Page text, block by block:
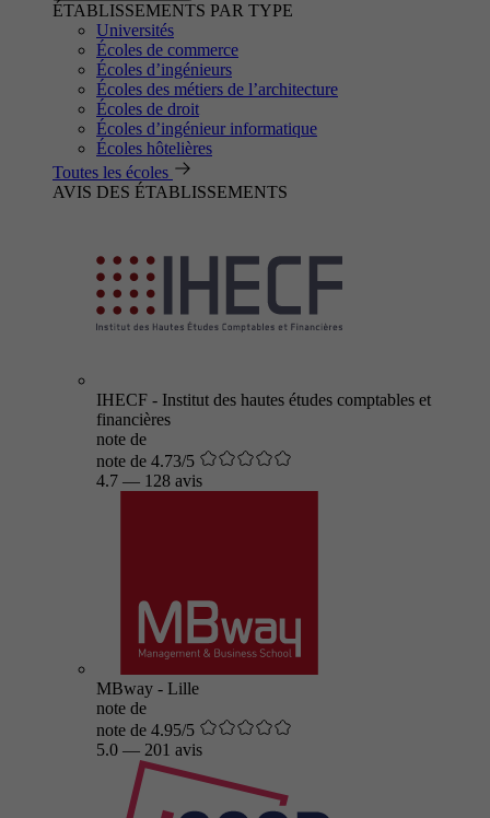
ÉTABLISSEMENTS PAR TYPE
Universités
Écoles de commerce
Écoles d’ingénieurs
Écoles des métiers de l’architecture
Écoles de droit
Écoles d’ingénieur informatique
Écoles hôtelières
Toutes les écoles
AVIS DES ÉTABLISSEMENTS
IHECF - Institut des hautes études comptables et
financières
note de
note de 4.73/5
4.7 — 128 avis
MBway - Lille
note de
note de 4.95/5
5.0 — 201 avis